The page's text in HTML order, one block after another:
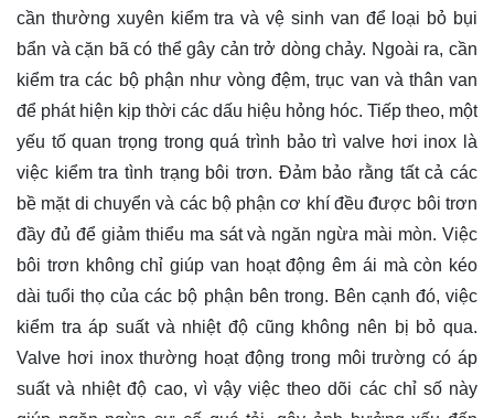
cần thường xuyên kiểm tra và vệ sinh van để loại bỏ bụi
bẩn và cặn bã có thể gây cản trở dòng chảy. Ngoài ra, cần
kiểm tra các bộ phận như vòng đệm, trục van và thân van
để phát hiện kịp thời các dấu hiệu hỏng hóc. Tiếp theo, một
yếu tố quan trọng trong quá trình bảo trì valve hơi inox là
việc kiểm tra tình trạng bôi trơn. Đảm bảo rằng tất cả các
bề mặt di chuyển và các bộ phận cơ khí đều được bôi trơn
đầy đủ để giảm thiểu ma sát và ngăn ngừa mài mòn. Việc
bôi trơn không chỉ giúp van hoạt động êm ái mà còn kéo
dài tuổi thọ của các bộ phận bên trong. Bên cạnh đó, việc
kiểm tra áp suất và nhiệt độ cũng không nên bị bỏ qua.
Valve hơi inox thường hoạt động trong môi trường có áp
suất và nhiệt độ cao, vì vậy việc theo dõi các chỉ số này